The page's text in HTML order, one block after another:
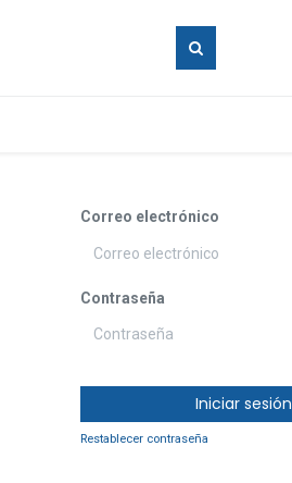
Correo electrónico
Contraseña
Iniciar sesión
Restablecer contraseña